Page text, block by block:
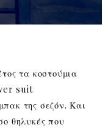
τα κοστούμια
suit
της σεζόν. Και
θηλυκές που